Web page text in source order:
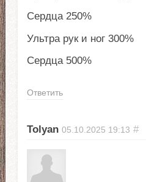
Сердца 250%
Ультра рук и ног 300%
Сердца 500%
Ответить
Tolyan 05.10.2025 19:13 #